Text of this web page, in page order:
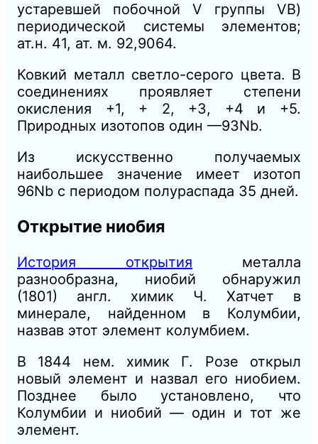
устаревшей побочной V группы VB)
периодической системы элементов;
ат.н. 41, ат. м. 92,9064.
Ковкий металл светло-серого цвета. В
соединениях проявляет степени
окисления +1, + 2, +3, +4 и +5.
Природных изотопов один —93Nb.
Из искусственно получаемых
наибольшее значение имеет изотоп
96Nb с периодом полураспада 35 дней.
Открытие ниобия
История открытия металла
разнообразна, ниобий обнаружил
(1801) англ. химик Ч. Хатчет в
минерале, найденном в Колумбии,
назвав этот элемент колумбием.
В 1844 нем. химик Г. Розе открыл
новый элемент и назвал его ниобием.
Позднее было установлено, что
Колумбии и ниобий — один и тот же
элемент.